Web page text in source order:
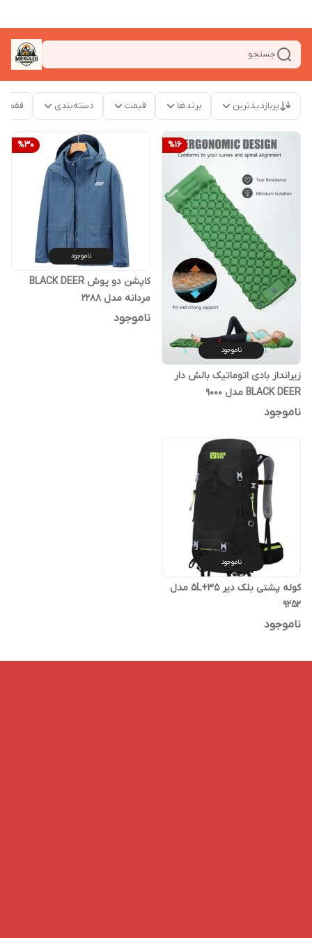
جستجو
پربازدیدترین برندها قیمت دسته‌بندی فقط
%16
ناموجود
زیرانداز بادی اتوماتیک بالش دار
BLACK DEER مدل 9000
ناموجود
%30
ناموجود
کاپشن دو پوش BLACK DEER
مردانه مدل 2288
ناموجود
ناموجود
کوله پشتی بلک دیر 35+5L مدل
9252
ناموجود